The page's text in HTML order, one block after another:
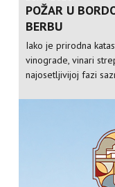
POŽAR U
BERBU
Iako je prirodna
vinograde, vinari
najosetljivijoj fazi